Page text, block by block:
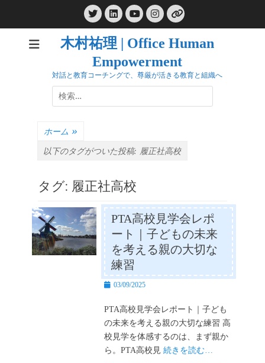
TwitterLinkedIn
YouTube
Instagram
リ
ン
ク
木村祐理 | Office Human
Empowerment
対話と教育コーチングで、尊厳が活きる教育と組織へ
検
索:
ホーム »
以下のタグがついた投稿: 履正社高校
タグ: 履正社高校
PTA高校見学会レポ
ート｜子どもの未来
を考える親の大切な
練習
投
日
03/09/2025
PTA高校見学会レポート｜子ども
の未来を考える親の大切な練習 高
校見学を体感するのは、まず親か
ら。PTA高校見続きを読む…